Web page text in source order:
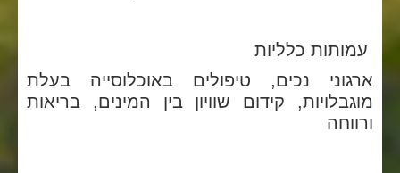
עמותות כלליות
ארגוני נכים, טיפולים באוכלוסייה בעלת
מוגבלויות, קידום שוויון בין המינים, בריאות
ורווחה